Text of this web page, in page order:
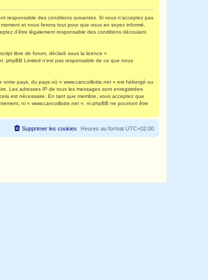
responsable des conditions suivantes. Si vous n’acceptez pas
et nous ferons tout pour que vous en soyez informé,
d’être légalement responsable des conditions découlant
libre de forum, déclaré sous la licence «
phpBB Limited n’est pas responsable de ce que nous
pays, du pays où « www.cancoillotte.net » est hébergé ou
Les adresses IP de tous les messages sont enregistrées
est nécessaire. En tant que membre, vous acceptez que
ni « www.cancoillotte.net », ni phpBB ne pourront être
Heures au format UTC+02:00
Supprimer les cookies